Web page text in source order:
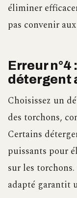
éliminer
pas convenir
Erreur n°4
détergent
Choisissez un
des torchons,
Certains
puissants pour
sur les
adapté garantit